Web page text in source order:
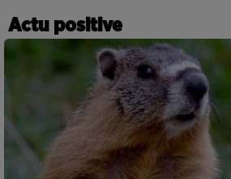
Actu positive